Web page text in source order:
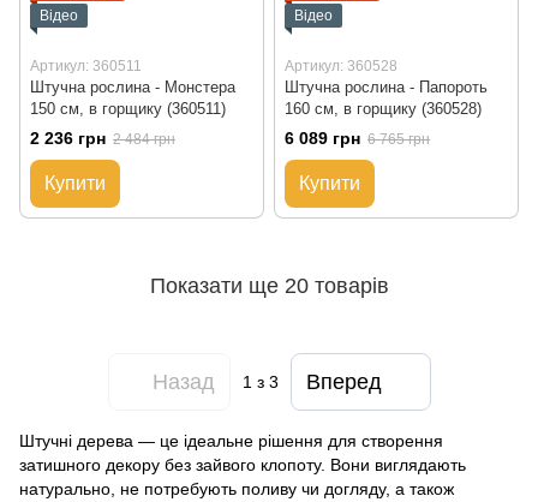
Відео
Артикул: 360511
Штучна рослина - Монстера
150 см, в горщику (360511)
2 236 грн 2 484 грн
Купити
Відео
Артикул: 360528
Штучна рослина - Папороть
160 см, в горщику (360528)
6 089 грн 6 765 грн
Купити
Показати ще 20 товарів
Назад 1з 3 Вперед
Штучні дерева — це ідеальне рішення для створення
затишного декору без зайвого клопоту. Вони виглядають
натурально, не потребують поливу чи догляду, а також